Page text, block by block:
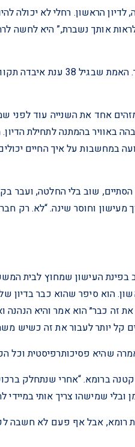
הראשון. רחלי לא יכולה
אותך נשברת,” היא לחשה
ענת לא הגיעה לבית המשפט
אחד את השנייה עוד לפני
באוויר בהמתנה לתחילת
במחשבות על איך החיים
שוב בלי החלטה, ועבר
וחוסר שינה. “לא. רק
העישון שמחוץ לבית
הוא סיפר שהוא כבר בדיון
זה כבר״ הוא אמר והיא
קל יותר לעבור את זה כשיש
שהיא פסיכותרפיסטית וכל
קטנה ברומא. “אחרי שנתחלק
שמישהו צריך אותי במיידי
רומא, אבל אף פעם לא חשבה